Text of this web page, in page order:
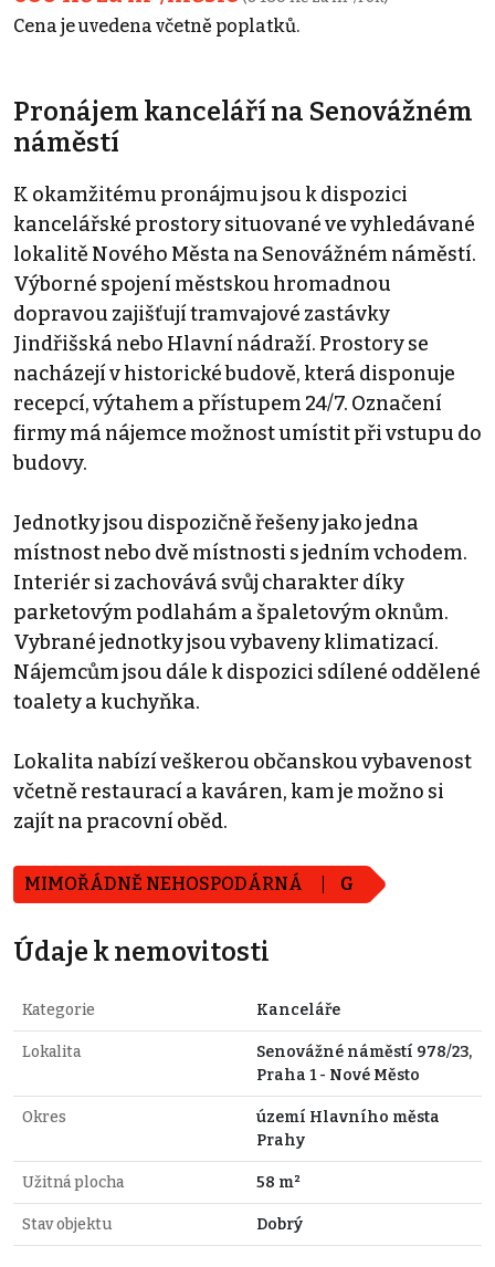
Cena je uvedena včetně poplatků.
Pronájem kanceláří na Senovážném
náměstí
K okamžitému pronájmu jsou k dispozici
kancelářské prostory situované ve vyhledávané
lokalitě Nového Města na Senovážném náměstí.
Výborné spojení městskou hromadnou
dopravou zajišťují tramvajové zastávky
Jindřišská nebo Hlavní nádraží. Prostory se
nacházejí v historické budově, která disponuje
recepcí, výtahem a přístupem 24/7. Označení
firmy má nájemce možnost umístit při vstupu do
budovy.
Jednotky jsou dispozičně řešeny jako jedna
místnost nebo dvě místnosti s jedním vchodem.
Interiér si zachovává svůj charakter díky
parketovým podlahám a špaletovým oknům.
Vybrané jednotky jsou vybaveny klimatizací.
Nájemcům jsou dále k dispozici sdílené oddělené
toalety a kuchyňka.
Lokalita nabízí veškerou občanskou vybavenost
včetně restaurací a kaváren, kam je možno si
zajít na pracovní oběd.
MIMOŘÁDNĚ NEHOSPODÁRNÁ G
Údaje k nemovitosti
Kategorie Kanceláře
Lokalita
Senovážné náměstí 978/23,
Praha 1 - Nové Město
Okres
území Hlavního města
Prahy
Užitná plocha 58 m²
Stav objektu Dobrý